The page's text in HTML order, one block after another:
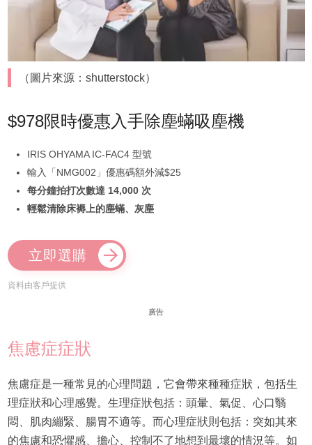
（圖片來源：shutterstock）
$978限時優惠入手除塵蟎吸塵機
IRIS OHYAMA IC-FAC4 型號
輸入「NMG002」優惠碼額外減$25
每分鐘拍打次數達 14,000 次
輕鬆清除床褥上的塵蟎、灰塵
立即選購
資料由客戶提供
廣告
焦慮症症狀
焦慮症是一種常見的心理問題，它會帶來種種症狀，包括生
理症狀和心理感覺。生理症狀包括：頭暈、氣促、心口翳
悶、肌肉繃緊、腸胃不適等。而心理症狀則包括：突如其來
的焦慮和恐懼感、擔心、控制不了地想到最壞的情況等。如